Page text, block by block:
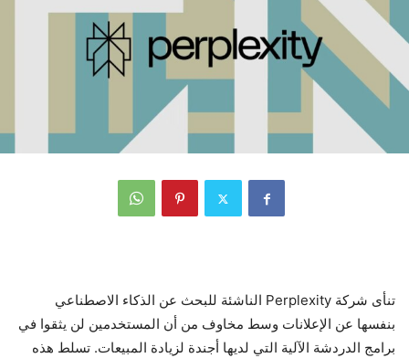
تنأى شركة Perplexity الناشئة للبحث عن الذكاء الاصطناعي
بنفسها عن الإعلانات وسط مخاوف من أن المستخدمين لن يثقوا في
برامج الدردشة الآلية التي لديها أجندة لزيادة المبيعات. تسلط هذه